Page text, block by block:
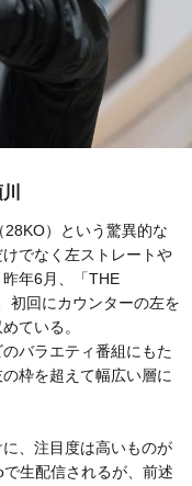
）という驚異的な
でなく左ストレートや
年6月、「THE
初回にカウンターの左を
ている。
バラエティ番組にもた
枠を超えて幅広い層に
、注目度は高いものが
生配信されるが、前述